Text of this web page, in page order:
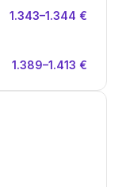
1.343–1.344 €
1.389–1.413 €